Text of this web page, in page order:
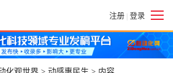
注册 | 登录